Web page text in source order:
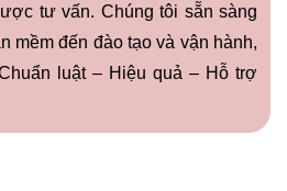
tư vấn. Chúng tôi sẵn sàng
mềm đến đào tạo và vận hành,
luật – Hiệu quả – Hỗ trợ